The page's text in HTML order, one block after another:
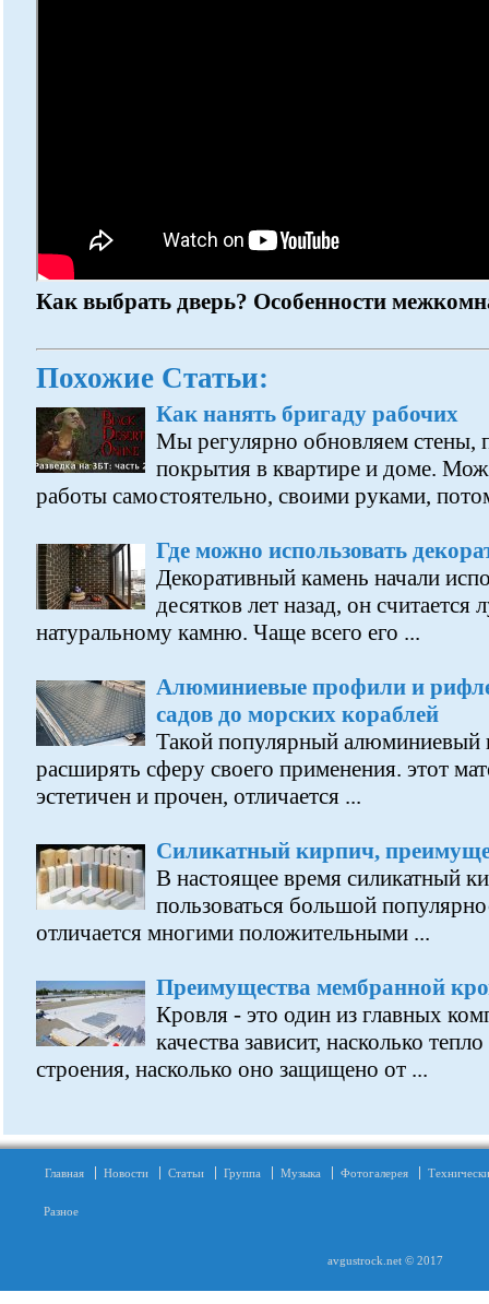
Как выбрать дверь? Особенности
Похожие Статьи:
Как нанять бригаду рабочих
Мы регулярно обновляем стены,
покрытия в квартире и доме.
работы самостоятельно, своими руками,
Где можно использовать
Декоративный камень начали
десятков лет назад, он считается
натуральному камню. Чаще всего его ...
Алюминиевые профили и
садов до морских кораблей
Такой популярный алюминиевый
расширять сферу своего применения. этот
эстетичен и прочен, отличается ...
Силикатный кирпич,
В настоящее время силикатный
пользоваться большой
отличается многими положительными ...
Преимущества мембранной
Кровля - это один из главных
качества зависит, насколько
строения, насколько оно защищено от ...
Главная Новости Статьи Группа Музыка Фотогалерея
Разное
avgustrock.net © 2017